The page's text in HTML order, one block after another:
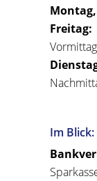
Freitag:
Im Blick: